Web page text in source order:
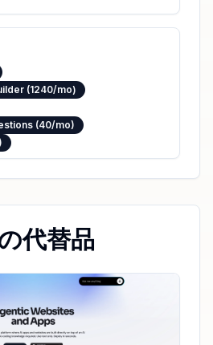
(1240/mo)
(40/mo)
代替品